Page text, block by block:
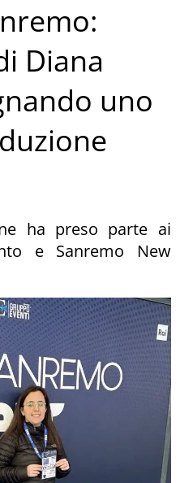
Diana
uno
ha preso parte ai
e Sanremo New